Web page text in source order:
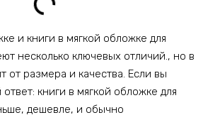
и книги в мягкой обложке для
несколько ключевых отличий., но в
от размера и качества. Если вы
книги в мягкой обложке для
дешевле, и обычно